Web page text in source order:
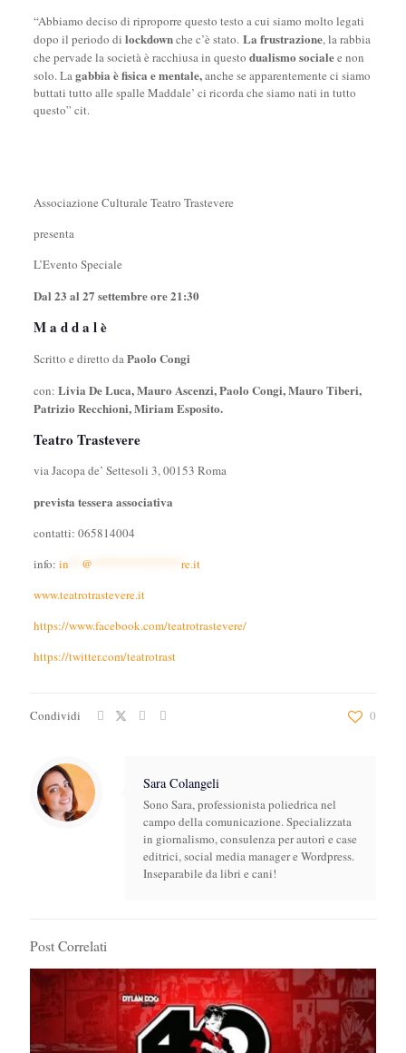
“Abbiamo deciso di riproporre questo testo a cui siamo molto legati
dopo il periodo di lockdownche c’è stato. La frustrazione, la rabbia
che pervade la società è racchiusa in questo dualismo socialee non
solo. Lagabbia è fisica e mentale,anche se apparentemente ci siamo
buttati tutto alle spalle Maddale’ ci ricorda che siamo nati in tutto
questo” cit.
Associazione Culturale Teatro Trastevere
presenta
L’Evento Speciale
Dal 23 al 27 settembre ore 21:30
M a d d a l è
Scritto e diretto daPaolo Congi
con: Livia De Luca, Mauro Ascenzi, Paolo Congi, Mauro Tiberi,
Patrizio Recchioni, Miriam Esposito.
Teatro Trastevere
via Jacopa de’ Settesoli 3, 00153 Roma
prevista tessera associativa
contatti: 065814004
info: in @
re.it
www.teatrotrastevere.it
https://www.facebook.com/teatrotrastevere/
https://twitter.com/teatrotrast
Condividi 0
Sara Colangeli
Sono Sara, professionista poliedrica nel
campo della comunicazione. Specializzata
in giornalismo, consulenza per autori e case
editrici, social media manager e Wordpress.
Inseparabile da libri e cani!
Post Correlati